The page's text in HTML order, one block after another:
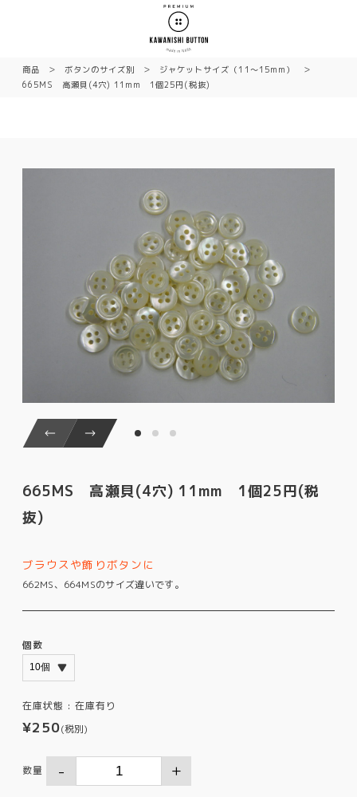
商品 ボタンのサイズ別
ジャケットサイズ（11〜15mm）
665MS 高瀬貝(4穴) 11mm 1個25円(税抜)
665MS 高瀬貝(4穴) 11mm 1個25円(税
抜)
ブラウスや飾りボタンに
662MS、664MSのサイズ違いです。
個数
在庫状態 :在庫有り
¥250(税別)
数量